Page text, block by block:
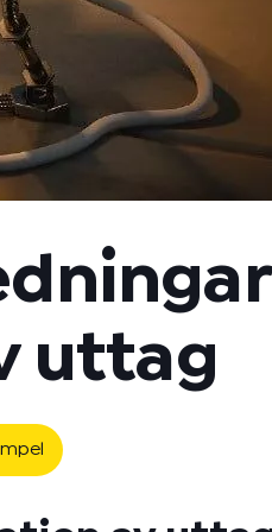
uttag